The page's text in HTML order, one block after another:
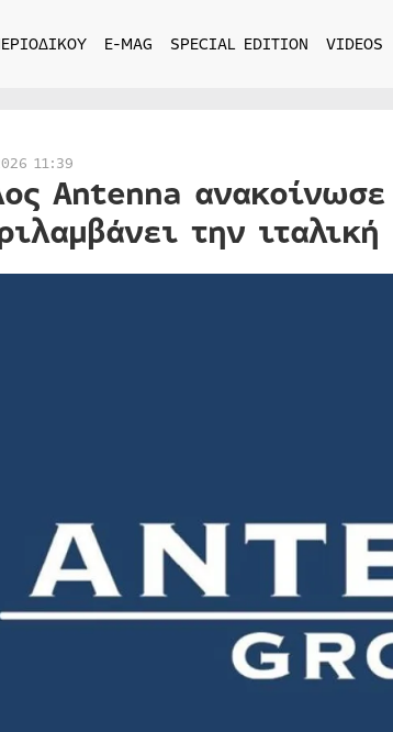
E-MAG SPECIAL EDITION VIDEOS
11:39
Antenna
την